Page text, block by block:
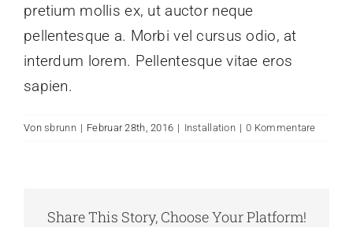
pretium mollis ex, ut auctor neque
pellentesque a. Morbi vel cursus odio, at
interdum lorem. Pellentesque vitae eros
sapien.
Vonsbrunn | Februar 28th, 2016 | Installation | 0 Kommentare
Share This Story, Choose Your Platform!